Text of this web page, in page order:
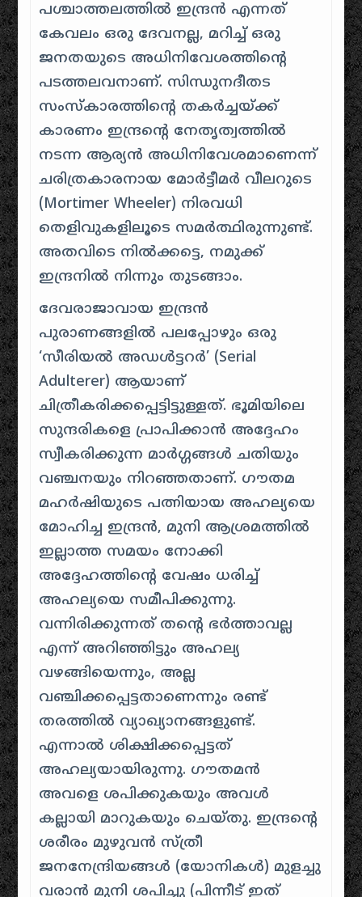
പശ്ചാത്തലത്തിൽ ഇന്ദ്രൻ എന്നത്
കേവലം ഒരു ദേവനല്ല, മറിച്ച് ഒരു
ജനതയുടെ അധിനിവേശത്തിന്റെ
പടത്തലവനാണ്. സിന്ധുനദീതട
സംസ്കാരത്തിന്റെ തകർച്ചയ്ക്ക്
കാരണം ഇന്ദ്രന്റെ നേതൃത്വത്തിൽ
നടന്ന ആര്യൻ അധിനിവേശമാണെന്ന്
ചരിത്രകാരനായ മോർട്ടീമർ വീലറുടെ
(Mortimer Wheeler) നിരവധി
തെളിവുകളിലൂടെ സമർത്ഥിരുന്നുണ്ട്.
അതവിടെ നിൽക്കട്ടെ, നമുക്ക്
ഇന്ദ്രനിൽ നിന്നും തുടങ്ങാം.
ദേവരാജാവായ ഇന്ദ്രൻ
പുരാണങ്ങളിൽ പലപ്പോഴും ഒരു
‘സീരിയൽ അഡൾട്ടറർ’ (Serial
Adulterer) ആയാണ്
ചിത്രീകരിക്കപ്പെട്ടിട്ടുള്ളത്. ഭൂമിയിലെ
സുന്ദരികളെ പ്രാപിക്കാൻ അദ്ദേഹം
സ്വീകരിക്കുന്ന മാർഗ്ഗങ്ങൾ ചതിയും
വഞ്ചനയും നിറഞ്ഞതാണ്. ഗൗതമ
മഹർഷിയുടെ പത്നിയായ അഹല്യയെ
മോഹിച്ച ഇന്ദ്രൻ, മുനി ആശ്രമത്തിൽ
ഇല്ലാത്ത സമയം നോക്കി
അദ്ദേഹത്തിന്റെ വേഷം ധരിച്ച്
അഹല്യയെ സമീപിക്കുന്നു.
വന്നിരിക്കുന്നത് തന്റെ ഭർത്താവല്ല
എന്ന് അറിഞ്ഞിട്ടും അഹല്യ
വഴങ്ങിയെന്നും, അല്ല
വഞ്ചിക്കപ്പെട്ടതാണെന്നും രണ്ട്
തരത്തിൽ വ്യാഖ്യാനങ്ങളുണ്ട്.
എന്നാൽ ശിക്ഷിക്കപ്പെട്ടത്
അഹല്യയായിരുന്നു. ഗൗതമൻ
അവളെ ശപിക്കുകയും അവൾ
കല്ലായി മാറുകയും ചെയ്തു. ഇന്ദ്രന്റെ
ശരീരം മുഴുവൻ സ്ത്രീ
ജനനേന്ദ്രിയങ്ങൾ (യോനികൾ) മുളച്ചു
വരാൻ മുനി ശപിച്ചു (പിന്നീട് ഇത്